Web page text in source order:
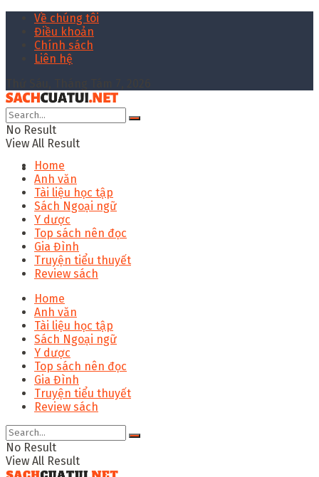
Về chúng tôi
Điều khoản
Chính sách
Liên hệ
No Result
View All Result
Home
Anh văn
Tài liệu học tập
Sách Ngoại ngữ
Y dược
Top sách nên đọc
Gia Đình
Truyện tiểu thuyết
Review sách
Home
Anh văn
Tài liệu học tập
Sách Ngoại ngữ
Y dược
Top sách nên đọc
Gia Đình
Truyện tiểu thuyết
Review sách
No Result
View All Result